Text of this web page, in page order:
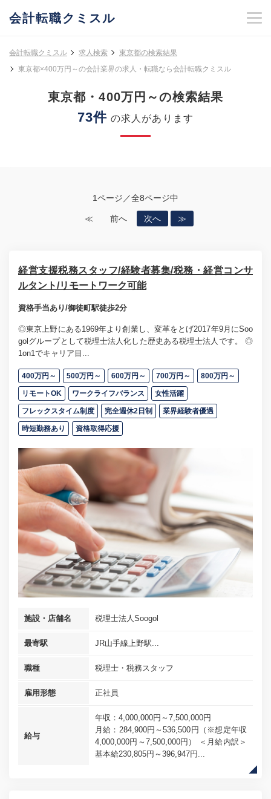
会計転職クミスル
会計転職クミスル 求人検索
東京都の検索結果
東京都×400万円～の会計業界の求人・転職なら会計転職クミスル
東京都・400万円～の検索結果
73件 の求人があります
1ページ／全8ページ中
≪ 前へ 次へ ≫
経営支援税務スタッフ/経験者募集/税務・経営コンサ
ルタント/リモートワーク可能
資格手当あり/御徒町駅徒歩2分
◎東京上野にある1969年より創業し、変革をとげ2017年9月にSoo
golグループとして税理士法人化した歴史ある税理士法人です。 ◎
1on1でキャリア目...
400万円～ 500万円～ 600万円～ 700万円～ 800万円～
リモートOK ワークライフバランス 女性活躍
フレックスタイム制度 完全週休2日制 業界経験者優遇
時短勤務あり 資格取得応援
施設・店舗名 税理士法人Soogol
最寄駅 JR山手線上野駅...
職種 税理士・税務スタッフ
雇用形態 正社員
給与
年収：4,000,000円～7,500,000円
月給：284,900円～536,500円（※想定年収
4,000,000円～7,500,000円） ＜月給内訳＞
基本給230,805円～396,947円...